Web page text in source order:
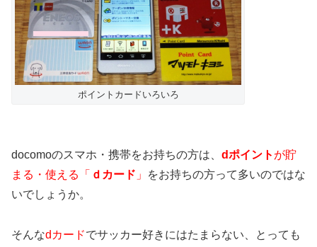
ポイントカードいろいろ
docomoのスマホ・携帯をお持ちの方は、 dポイント が貯
まる・使える「 ｄカード 」
をお持ちの方って多いのではな
いでしょうか。
そんなdカードでサッカー好きにはたまらない、とっても